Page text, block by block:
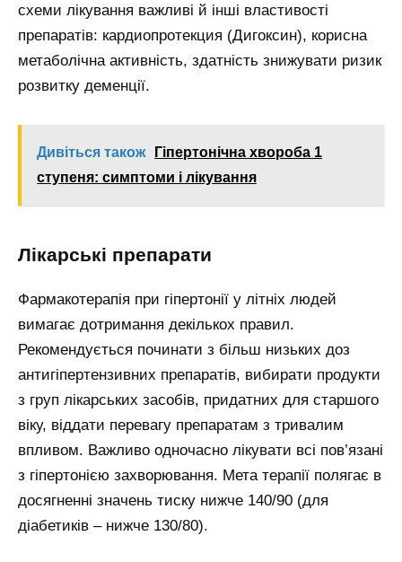
схеми лікування важливі й інші властивості
препаратів: кардиопротекция (Дигоксин), корисна
метаболічна активність, здатність знижувати ризик
розвитку деменції.
Дивіться також
Гіпертонічна хвороба 1
ступеня: симптоми і лікування
Лікарські препарати
Фармакотерапія при гіпертонії у літніх людей
вимагає дотримання декількох правил.
Рекомендується починати з більш низьких доз
антигіпертензивних препаратів, вибирати продукти
з груп лікарських засобів, придатних для старшого
віку, віддати перевагу препаратам з тривалим
впливом. Важливо одночасно лікувати всі пов’язані
з гіпертонією захворювання. Мета терапії полягає в
досягненні значень тиску нижче 140/90 (для
діабетиків – нижче 130/80).